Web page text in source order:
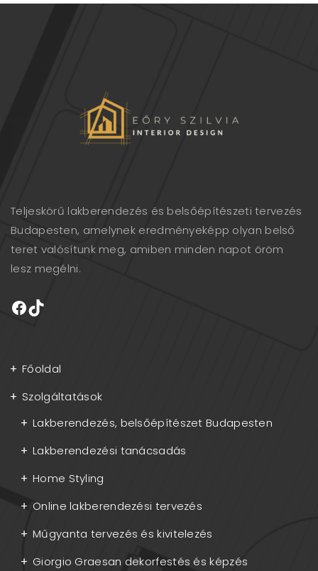
Teljeskörű lakberendezés és belsőépítészeti tervezés
Budapesten, amelynek eredményeképp olyan belső
teret valósítunk meg, amiben minden napot öröm
lesz megélni.
Főoldal
Szolgáltatások
Lakberendezés, belsőépítészet Budapesten
Lakberendezési tanácsadás
Home Styling
Online lakberendezési tervezés
Műgyanta tervezés és kivitelezés
Giorgio Graesan dekorfestés és képzés